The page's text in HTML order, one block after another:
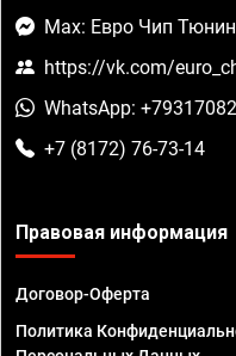
Max: Евро Чип
https://vk.com/
WhatsApp:
+7 (8172) 76-73-14
Правовая информация
Договор-Оферта
Политика